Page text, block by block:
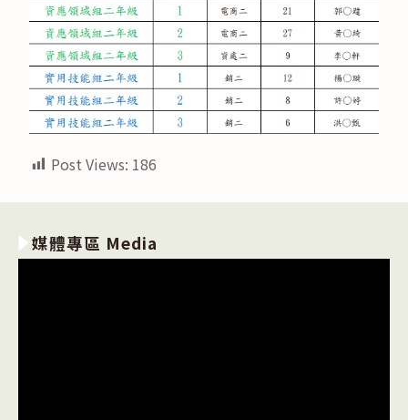
Post Views: 186
媒體專區 Media